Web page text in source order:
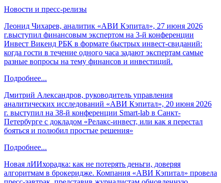
Новости и пресс-релизы
Леонид Чихарев, аналитик «АВИ Кэпитал», 27 июня 2026
г.выступил финансовым экспертом на 3-й конференции
Инвест Викенд РБК в формате быстрых инвест-свиданий:
когда гости в течение одного часа задают экспертам самые
разные вопросы на тему финансов и инвестиций.
Подробнее...
Дмитрий Александров, руководитель управления
аналитических исследований «АВИ Кэпитал», 20 июня 2026
г. выступил на 38-й конференции Smart-lab в Санкт-
Петербурге с докладом «Релакс-инвест, или как я перестал
бояться и полюбил простые решения»
Подробнее...
Новая лИИхорадка: как не потерять деньги, доверяя
алгоритмам в брокеридже. Компания «АВИ Кэпитал» провела